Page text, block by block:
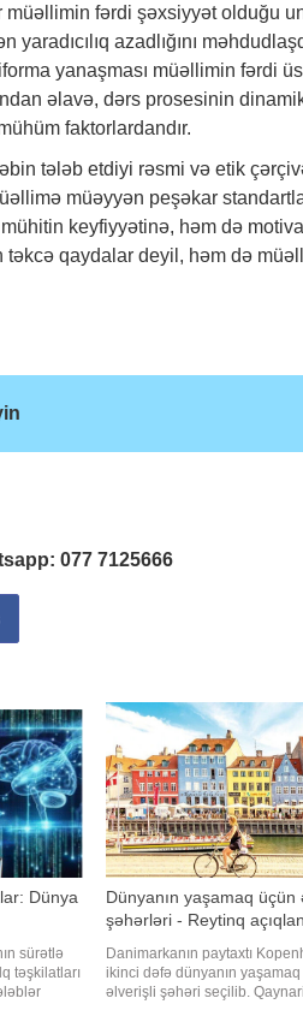
fərdi şəxsiyyət olduğu
yaradıcılıq azadlığını
yanaşması müəllimin fərdi
əlavə, dərs prosesinin
faktorlardandır.
tələb etdiyi rəsmi və etik
müəyyən peşəkar
keyfiyyətinə, həm də
qaydalar deyil, həm də
077 7125666
Dünya
sürətlə
təşkilatları
Dünyanın yaşamaq üçün
şəhərləri - Reytinq
Danimarkanın paytaxtı
ikinci dəfə dünyanın
əlverişli şəhəri seçilib.